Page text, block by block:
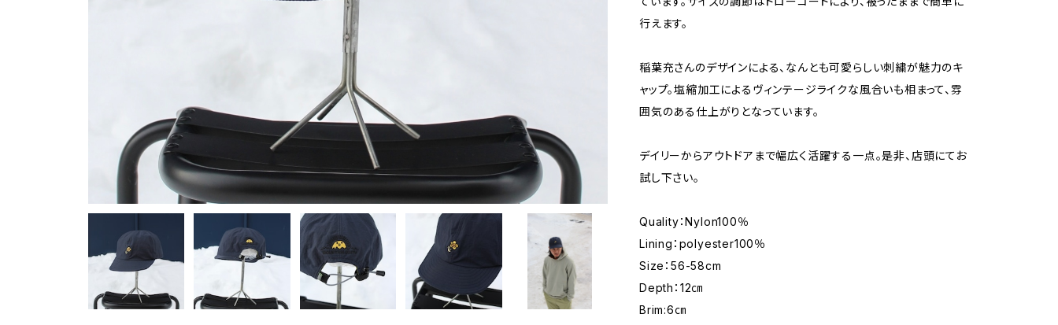
行えます。
稲葉充さんのデザインによる、なんとも可愛らしい刺繍が魅力のキ
ャップ。塩縮加工によるヴィンテージライクな風合いも相まって、雰
囲気のある仕上がりとなっています。
デイリーからアウトドアまで幅広く活躍する一点。是非、店頭にてお
試し下さい。
Quality：Nylon100％
Lining：polyester100％
Size：56-58cm
Depth：12㎝
Brim:6㎝